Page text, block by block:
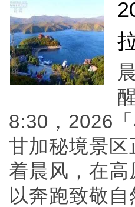
8:30，2026
甘加秘境景
着晨风，在
以奔跑致敬